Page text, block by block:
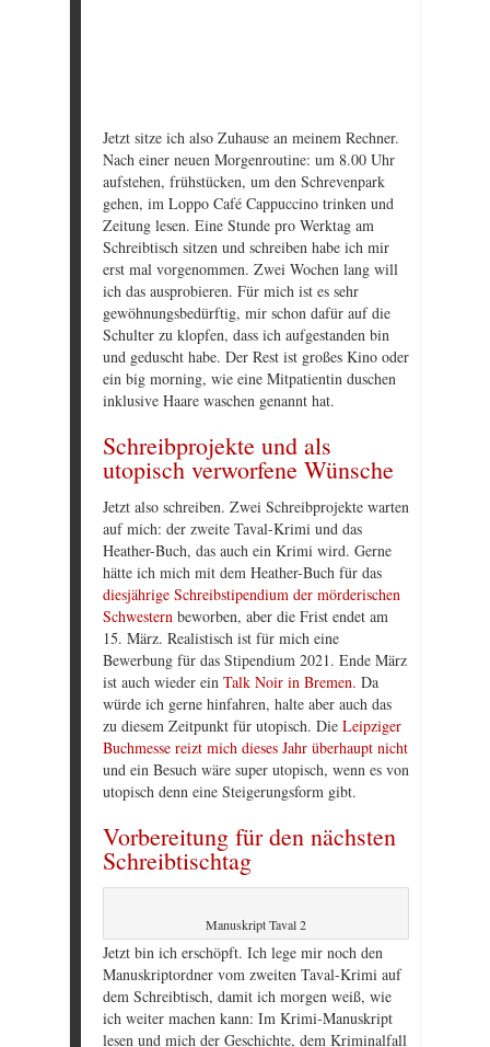
Jetzt sitze ich also Zuhause an meinem Rechner.
Nach einer neuen Morgenroutine: um 8.00 Uhr
aufstehen, frühstücken, um den Schrevenpark
gehen, im Loppo Café Cappuccino trinken und
Zeitung lesen. Eine Stunde pro Werktag am
Schreibtisch sitzen und schreiben habe ich mir
erst mal vorgenommen. Zwei Wochen lang will
ich das ausprobieren. Für mich ist es sehr
gewöhnungsbedürftig, mir schon dafür auf die
Schulter zu klopfen, dass ich aufgestanden bin
und geduscht habe. Der Rest ist großes Kino oder
ein big morning, wie eine Mitpatientin duschen
inklusive Haare waschen genannt hat.
Schreibprojekte und als
utopisch verworfene Wünsche
Jetzt also schreiben. Zwei Schreibprojekte warten
auf mich: der zweite Taval-Krimi und das
Heather-Buch, das auch ein Krimi wird. Gerne
hätte ich mich mit dem Heather-Buch für das
diesjährige Schreibstipendium der mörderischen
Schwestern beworben, aber die Frist endet am
15. März. Realistisch ist für mich eine
Bewerbung für das Stipendium 2021. Ende März
ist auch wieder ein Talk Noir in Bremen. Da
würde ich gerne hinfahren, halte aber auch das
zu diesem Zeitpunkt für utopisch. Die Leipziger
Buchmesse reizt mich dieses Jahr überhaupt nicht
und ein Besuch wäre super utopisch, wenn es von
utopisch denn eine Steigerungsform gibt.
Vorbereitung für den nächsten
Schreibtischtag
Manuskript Taval 2
Jetzt bin ich erschöpft. Ich lege mir noch den
Manuskriptordner vom zweiten Taval-Krimi auf
dem Schreibtisch, damit ich morgen weiß, wie
ich weiter machen kann: Im Krimi-Manuskript
lesen und mich der Geschichte, dem Kriminalfall